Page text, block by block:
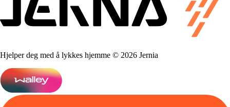
Hjelper deg med å lykkes hjemme © 2026 Jernia